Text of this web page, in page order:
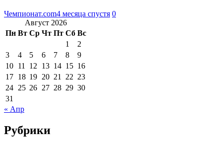
Чемпионат.com4 месяца спустя 0
Август 2026
Пн Вт Ср Чт Пт Сб Вс
1
2
3
4 5 6 7 8
9
10 11 12 13 14 15 16
17 18 19 20 21 22 23
24 25 26 27 28 29 30
31
« Апр
Рубрики